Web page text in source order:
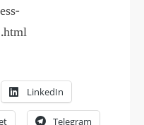
LinkedIn
Telegram